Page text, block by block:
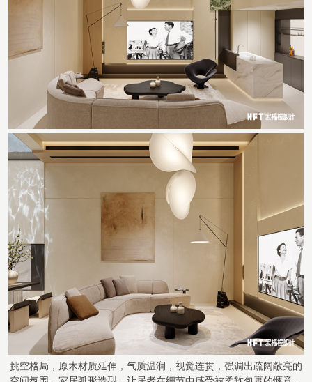
挑空格局，原木材质延伸，气质温润，视觉连贯，强调出疏阔敞亮的